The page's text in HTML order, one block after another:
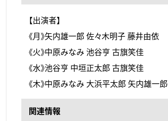
【出演者】
《月》矢内雄一郎 佐々木明子 藤井由依
《火》中原みなみ 池谷亨 古旗笑佳
《水》池谷亨 中垣正太郎 古旗笑佳
《木》中原みなみ 大浜平太郎 矢内雄一
関連情報